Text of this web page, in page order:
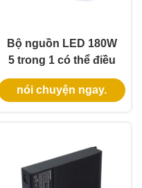
Bộ nguồn LED 180W
5 trong 1 có thể điều
chỉnh độ sáng, xếp
hạng IP65 cho ứng
nói chuyện ngay.